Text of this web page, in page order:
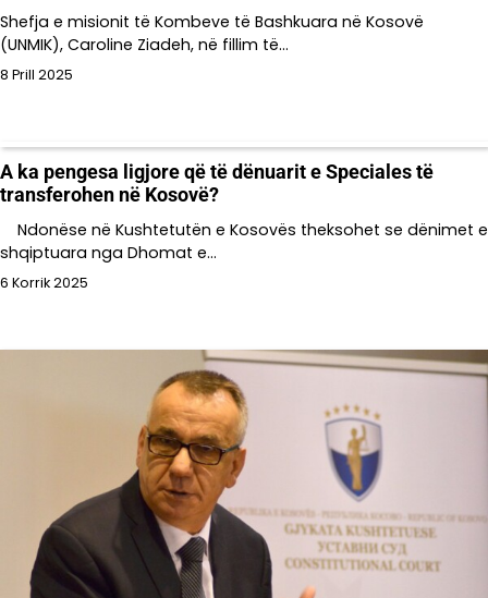
Shefja e misionit të Kombeve të Bashkuara në Kosovë
(UNMIK), Caroline Ziadeh, në fillim të…
8 Prill 2025
A ka pengesa ligjore që të dënuarit e Speciales të
transferohen në Kosovë?
Ndonëse në Kushtetutën e Kosovës theksohet se dënimet e
shqiptuara nga Dhomat e…
6 Korrik 2025